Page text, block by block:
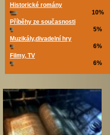
Historické romány
10%
Příběhy ze současnosti
5%
Muzikály,divadelní hry
6%
Filmy, TV
6%